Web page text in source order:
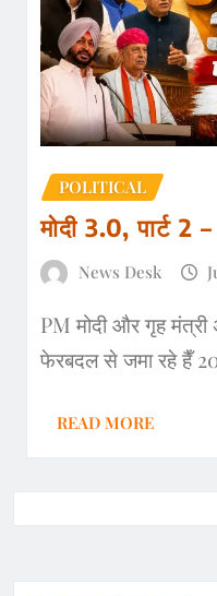
POLITICAL
मोदी 3.0, पार्ट 2
News Desk
PM मोदी और गृह
फेरबदल से जमा रहे हैँ
READ MORE